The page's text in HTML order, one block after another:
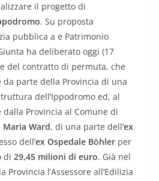
il progetto di
. Su proposta
pubblica a e Patrimonio
ha deliberato oggi (17
del contratto di permuta, che
da parte della Provincia di una
dell’Ippodromo ed, al
Provincia al Comune di
Maria Ward, di una parte dell’ex
dell’ex Ospedale Böhler per
di 29,45 milioni di euro. Già nel
Provincia l’Assessore all’Edilizia